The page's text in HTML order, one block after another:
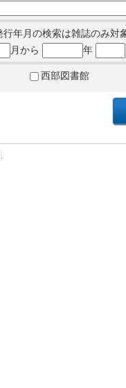
年月の検索は雑誌のみ対
月から 年
西部図書館